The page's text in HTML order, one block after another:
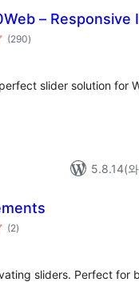
– Responsive
(290전
체)
slider solution for
5.8.14(
(2전
체)
sliders. Perfect for